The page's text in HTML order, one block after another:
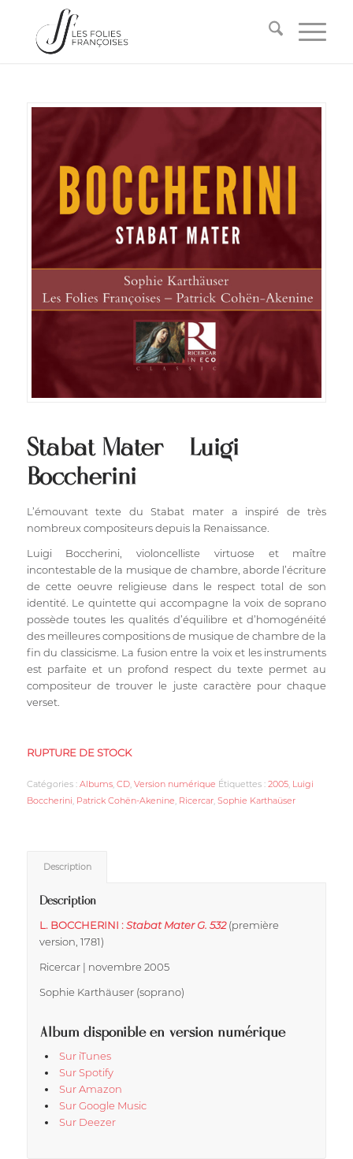
Stabat Mater – Luigi
Boccherini
L’émouvant texte du Stabat mater a inspiré de très
nombreux compositeurs depuis la Renaissance.
Luigi Boccherini, violoncelliste virtuose et maître
incontestable de la musique de chambre, aborde l’écriture
de cette oeuvre religieuse dans le respect total de son
identité. Le quintette qui accompagne la voix de soprano
possède toutes les qualités d’équilibre et d’homogénéité
des meilleures compositions de musique de chambre de la
fin du classicisme. La fusion entre la voix et les instruments
est parfaite et un profond respect du texte permet au
compositeur de trouver le juste caractère pour chaque
verset.
RUPTURE DE STOCK
Catégories : Albums, CD, Version numérique Étiquettes : 2005, Luigi
Boccherini, Patrick Cohën-Akenine, Ricercar, Sophie Karthaüser
Description
Description
L. BOCCHERINI :Stabat Mater G. 532(première
version, 1781)
Ricercar | novembre 2005
Sophie Karthäuser (soprano)
Album disponible en version numérique
Sur iTunes
Sur Spotify
Sur Amazon
Sur Google Music
Sur Deezer